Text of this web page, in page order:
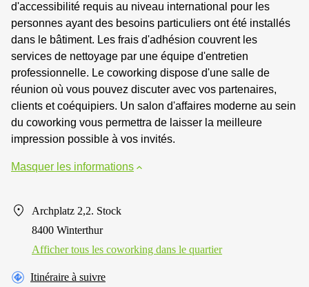
d'accessibilité requis au niveau international pour les
personnes ayant des besoins particuliers ont été installés
dans le bâtiment. Les frais d'adhésion couvrent les
services de nettoyage par une équipe d'entretien
professionnelle. Le coworking dispose d'une salle de
réunion où vous pouvez discuter avec vos partenaires,
clients et coéquipiers. Un salon d'affaires moderne au sein
du coworking vous permettra de laisser la meilleure
impression possible à vos invités.
Masquer les informations
Archplatz 2,2. Stock
8400 Winterthur
Afficher tous les сoworking dans le quartier
Itinéraire à suivre